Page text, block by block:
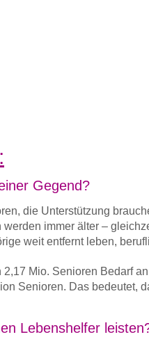
Gegend?
die Unterstützung
immer älter –
weit entfernt leben,
Mio. Senioren Bedarf
Senioren. Das bedeutet,
Lebenshelfer